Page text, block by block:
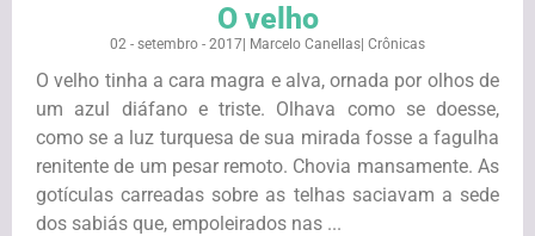
O velho
02 - setembro - 2017 Marcelo Canellas Crônicas
O velho tinha a cara magra e alva, ornada por olhos de
um azul diáfano e triste. Olhava como se doesse,
como se a luz turquesa de sua mirada fosse a fagulha
renitente de um pesar remoto. Chovia mansamente. As
gotículas carreadas sobre as telhas saciavam a sede
dos sabiás que, empoleirados nas ...